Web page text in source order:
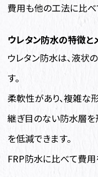
費用も他の工法に比べ
ウレタン防水の特徴と
ウレタン防水は、液状
す。
柔軟性があり、複雑な
継ぎ目のない防水層を
を低減できます。
FRP防水に比べて費用